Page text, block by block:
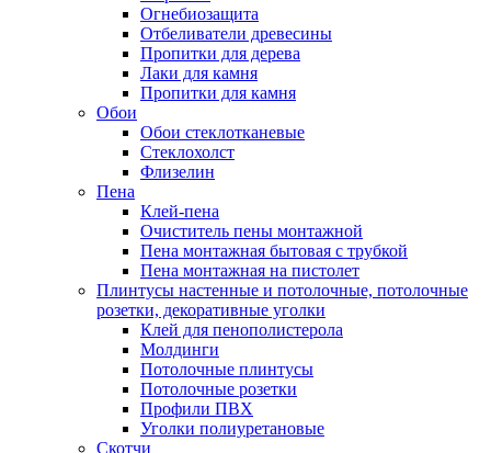
Огнебиозащита
Отбеливатели древесины
Пропитки для дерева
Лаки для камня
Пропитки для камня
Обои
Обои стеклотканевые
Стеклохолст
Флизелин
Пена
Клей-пена
Очиститель пены монтажной
Пена монтажная бытовая с трубкой
Пена монтажная на пистолет
Плинтусы настенные и потолочные, потолочные
розетки, декоративные уголки
Клей для пенополистерола
Молдинги
Потолочные плинтусы
Потолочные розетки
Профили ПВХ
Уголки полиуретановые
Скотчи